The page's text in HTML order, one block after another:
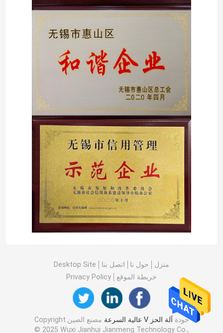
منزل حول نا اتصل بنا
Desktop Site
خريطة الموقع
Privacy Policy
جودة آلة الحز V عالية السرعة
مصنع الصين.Copyright
© 2025 Wuxi Jianhui Jianmeng Technology Co.,